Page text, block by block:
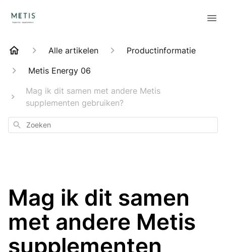
Alle artikelen
Productinformatie
Metis Energy 06
Mag ik dit samen met andere Metis
supplementen gebruiken?
Zoeken
Mag ik dit samen
met andere Metis
supplementen